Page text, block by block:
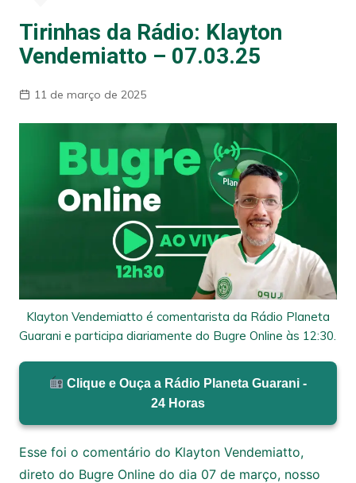
Tirinhas da Rádio: Klayton
Vendemiatto – 07.03.25
11 de março de 2025
Klayton Vendemiatto é comentarista da Rádio Planeta
Guarani e participa diariamente do Bugre Online às 12:30.
Clique e Ouça a Rádio Planeta Guarani -
24 Horas
Esse foi o comentário do Klayton Vendemiatto,
direto do Bugre Online do dia 07 de março, nosso